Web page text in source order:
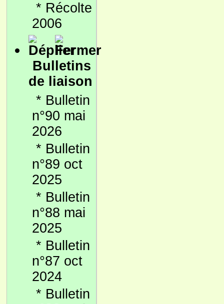
* Récolte
2006
Bulletins
de liaison
* Bulletin
n°90 mai
2026
* Bulletin
n°89 oct
2025
* Bulletin
n°88 mai
2025
* Bulletin
n°87 oct
2024
* Bulletin